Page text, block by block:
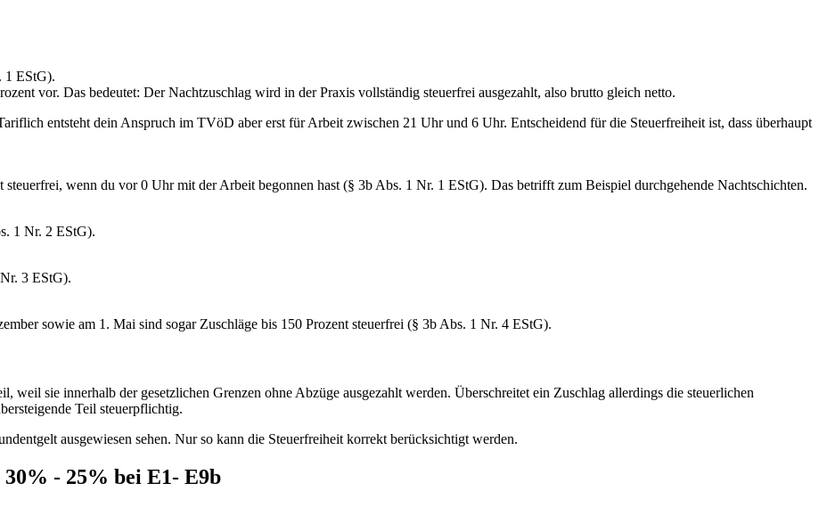
1 EStG).
vor. Das bedeutet: Der Nachtzuschlag wird in der Praxis vollständig steuerfrei ausgezahlt, also brutto gleich netto.
entsteht dein Anspruch im TVöD aber erst für Arbeit zwischen 21 Uhr und 6 Uhr. Entscheidend für die Steuerfreiheit ist, dass überhaupt
wenn du vor 0 Uhr mit der Arbeit begonnen hast (§ 3b Abs. 1 Nr. 1 EStG). Das betrifft zum Beispiel durchgehende Nachtschichten.
1 Nr. 2 EStG).
3 EStG).
sowie am 1. Mai sind sogar Zuschläge bis 150 Prozent steuerfrei (§ 3b Abs. 1 Nr. 4 EStG).
sie innerhalb der gesetzlichen Grenzen ohne Abzüge ausgezahlt werden. Überschreitet ein Zuschlag allerdings die steuerlichen
Teil steuerpflichtig.
ausgewiesen sehen. Nur so kann die Steuerfreiheit korrekt berücksichtigt werden.
- 25% bei E1- E9b